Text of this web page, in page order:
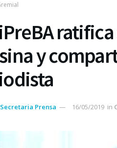
y
Secretaria Prensa 16/05/2019 in